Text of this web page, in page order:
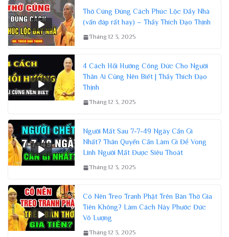
Thờ Cúng Đúng Cách Phúc Lộc Đầy Nhà
(vấn đáp rất hay) – Thầy Thích Đạo Thịnh
Tháng 12 3, 2025
4 Cách Hồi Hướng Công Đức Cho Người
Thân Ai Cũng Nên Biết | Thầy Thích Đạo
Thịnh
Tháng 12 3, 2025
Người Mất Sau 7-7-49 Ngày Cần Gì
Nhất? Thân Quyến Cần Làm Gì Để Vong
Linh Người Mất Được Siêu Thoát
Tháng 12 3, 2025
Có Nên Treo Tranh Phật Trên Bàn Thờ Gia
Tiên Không? Làm Cách Này Phước Đức
Vô Lượng
Tháng 12 3, 2025